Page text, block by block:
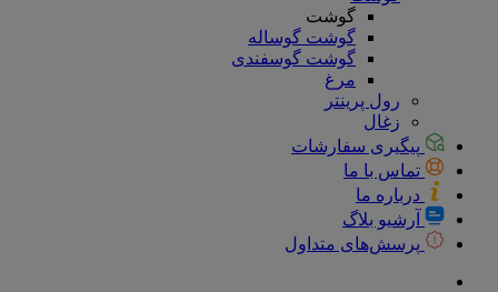
گوشت
گوشت گوساله
گوشت گوسفندی
مرغ
رول پرینتر
زغال
پیگیری سفارشات
تماس با ما
درباره ما
آرشیو بلاگ
پرسش‌های متداول